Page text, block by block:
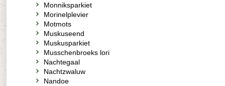
Monniksparkiet
Morinelplevier
Motmots
Muskuseend
Muskusparkiet
Musschenbroeks lori
Nachtegaal
Nachtzwaluw
Nandoe